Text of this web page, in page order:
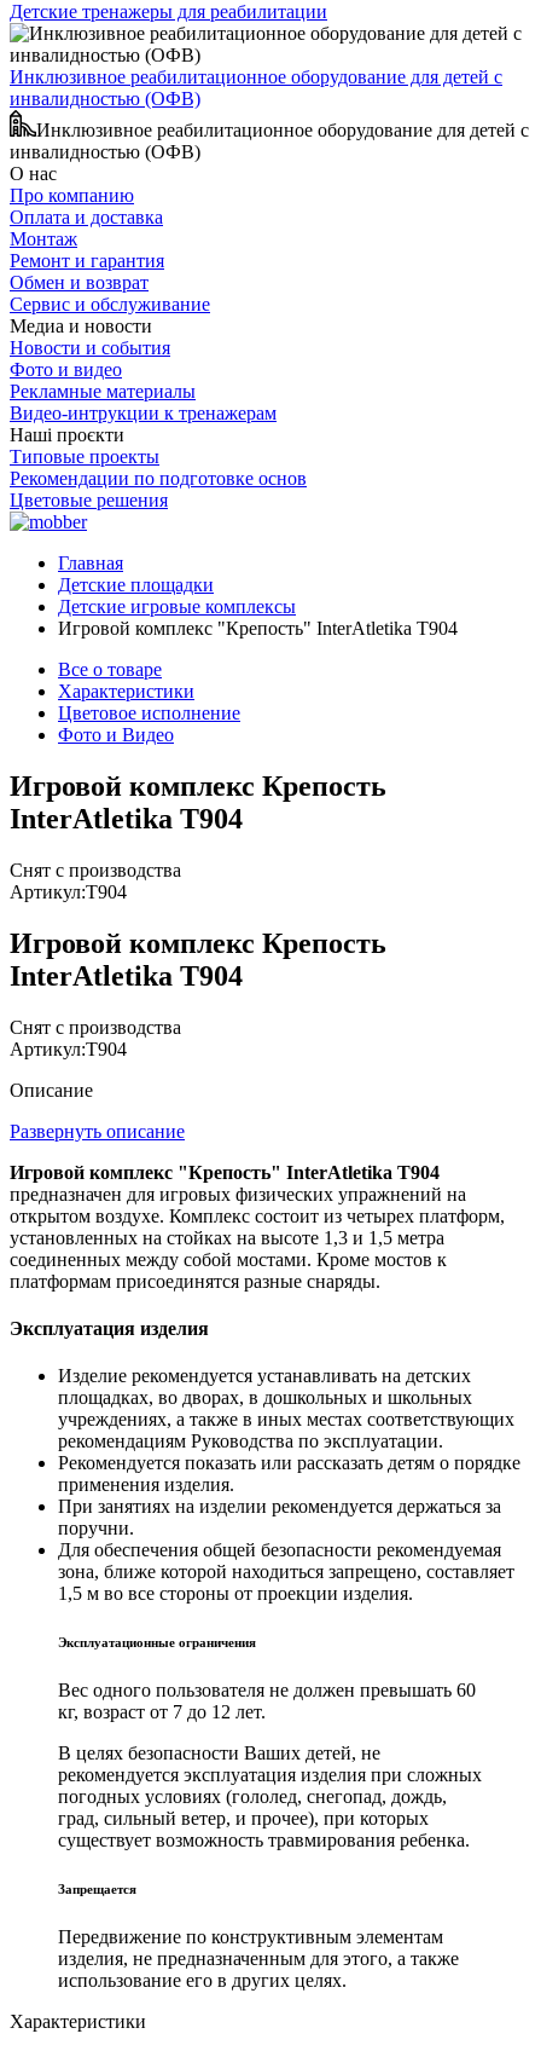
Детские тренажеры для реабилитации
Инклюзивное реабилитационное оборудование для детей с
инвалидностью (ОФВ)
Инклюзивное реабилитационное оборудование для детей с
инвалидностью (ОФВ)
О нас
Про компанию
Оплата и доставка
Монтаж
Ремонт и гарантия
Обмен и возврат
Сервис и обслуживание
Медиа и новости
Новости и события
Фото и видео
Рекламные материалы
Видео-интрукции к тренажерам
Наші проєкти
Типовые проекты
Рекомендации по подготовке основ
Цветовые решения
Главная
Детские площадки
Детские игровые комплексы
Игровой комплекс "Крепость" InterAtletika Т904
Все о товаре
Характеристики
Цветовое исполнение
Фото и Видео
Игровой комплекс Крепость
InterAtletika Т904
Снят с производства
Артикул:T904
Игровой комплекс Крепость
InterAtletika Т904
Снят с производства
Артикул:T904
Описание
Развернуть описание
Игровой комплекс "Крепость" InterAtletika T904
предназначен для игровых физических упражнений на
открытом воздухе. Комплекс состоит из четырех платформ,
установленных на стойках на высоте 1,3 и 1,5 метра
соединенных между собой мостами. Кроме мостов к
платформам присоединятся разные снаряды.
Эксплуатация изделия
Изделие рекомендуется устанавливать на детских
площадках, во дворах, в дошкольных и школьных
учреждениях, а также в иных местах соответствующих
рекомендациям Руководства по эксплуатации.
Рекомендуется показать или рассказать детям о порядке
применения изделия.
При занятиях на изделии рекомендуется держаться за
поручни.
Для обеспечения общей безопасности рекомендуемая
зона, ближе которой находиться запрещено, составляет
1,5 м во все стороны от проекции изделия.
Эксплуатационные ограничения
Вес одного пользователя не должен превышать 60
кг, возраст от 7 до 12 лет.
В целях безопасности Ваших детей, не
рекомендуется эксплуатация изделия при сложных
погодных условиях (гололед, снегопад, дождь,
град, сильный ветер, и прочее), при которых
существует возможность травмирования ребенка.
Запрещается
Передвижение по конструктивным элементам
изделия, не предназначенным для этого, а также
использование его в других целях.
Характеристики